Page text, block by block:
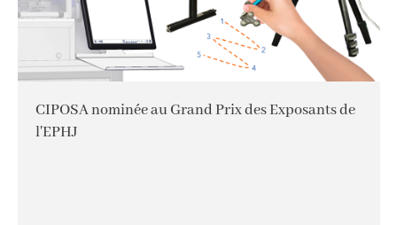
CIPOSA nominée au Grand Prix des Exposants de
l'EPHJ